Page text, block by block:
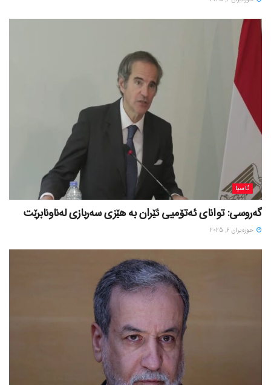
ئاسیا
گەروسی: توانای ئەتۆمیی ئێران بە هێزی سەربازی لەناونابرێت
حوزه‌یران 6, 2025